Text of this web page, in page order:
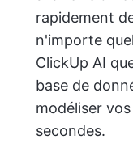
rapidement
n'importe
ClickUp AI
base de
modéliser
secondes.